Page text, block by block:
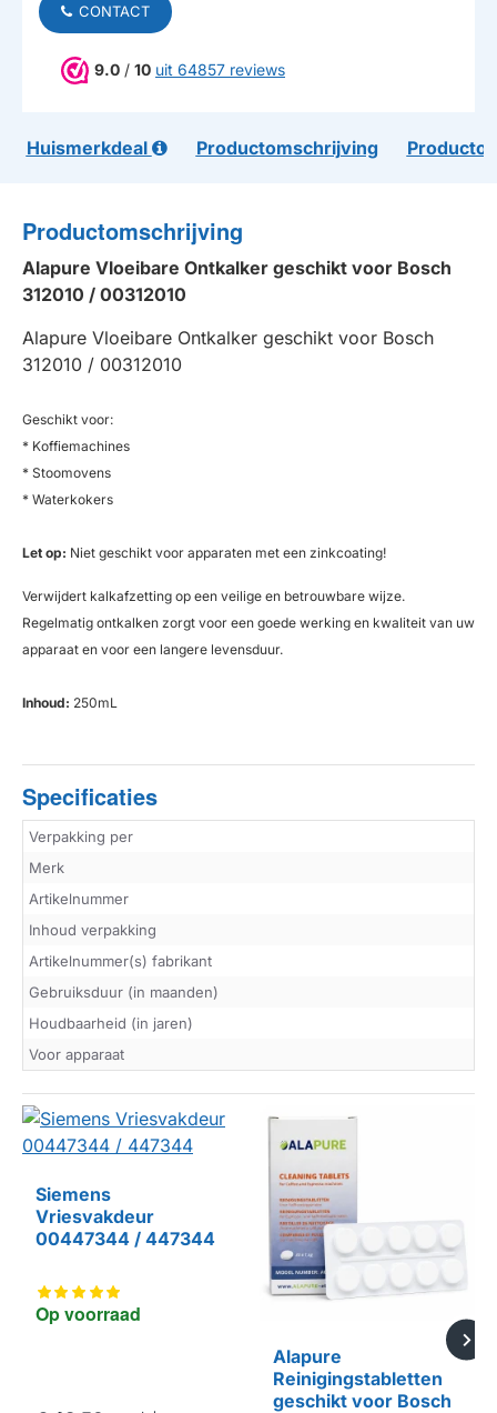
CONTACT
9.0 / 10 uit 64857 reviews
Huismerkdeal Productomschrijving
Productomschrijving
Alapure Vloeibare Ontkalker geschikt voor Bosch
312010 / 00312010
Alapure Vloeibare Ontkalker geschikt voor Bosch
312010 / 00312010
Geschikt voor:
* Koffiemachines
* Stoomovens
* Waterkokers
Let op: Niet geschikt voor apparaten met een zinkcoating!
Verwijdert kalkafzetting op een veilige en betrouwbare wijze.
Regelmatig ontkalken zorgt voor een goede werking en kwaliteit van uw
apparaat en voor een langere levensduur.
Inhoud: 250mL
Specificaties
Verpakking per
Merk
Artikelnummer
Inhoud verpakking
Artikelnummer(s) fabrikant
Gebruiksduur (in maanden)
Houdbaarheid (in jaren)
Voor apparaat
Op voorraad
Siemens
Vriesvakdeur
00447344 / 447344
Alapure
Reinigingstabletten
geschikt voor Bosch